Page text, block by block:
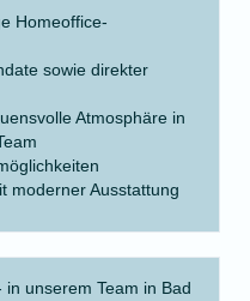
Homeoffice-
sowie direkter
Atmosphäre in
moderner Ausstattung
unserem Team in Bad